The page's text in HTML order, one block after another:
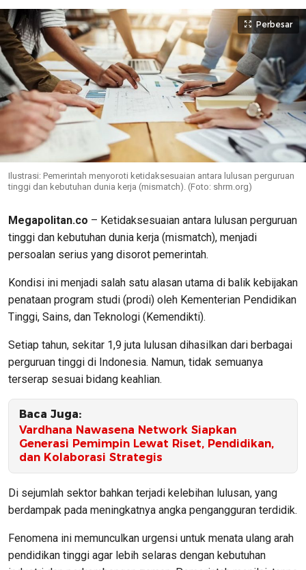
Perbesar
Ilustrasi: Pemerintah menyoroti ketidaksesuaian antara lulusan perguruan
tinggi dan kebutuhan dunia kerja (mismatch). (Foto: shrm.org)
Megapolitan.co – Ketidaksesuaian antara lulusan perguruan
tinggi dan kebutuhan dunia kerja (mismatch), menjadi
persoalan serius yang disorot pemerintah.
Kondisi ini menjadi salah satu alasan utama di balik kebijakan
penataan program studi (prodi) oleh Kementerian Pendidikan
Tinggi, Sains, dan Teknologi (Kemendikti).
Setiap tahun, sekitar 1,9 juta lulusan dihasilkan dari berbagai
perguruan tinggi di Indonesia. Namun, tidak semuanya
terserap sesuai bidang keahlian.
Baca Juga:
Vardhana Nawasena Network Siapkan
Generasi Pemimpin Lewat Riset, Pendidikan,
dan Kolaborasi Strategis
Di sejumlah sektor bahkan terjadi kelebihan lulusan, yang
berdampak pada meningkatnya angka pengangguran terdidik.
Fenomena ini memunculkan urgensi untuk menata ulang arah
pendidikan tinggi agar lebih selaras dengan kebutuhan